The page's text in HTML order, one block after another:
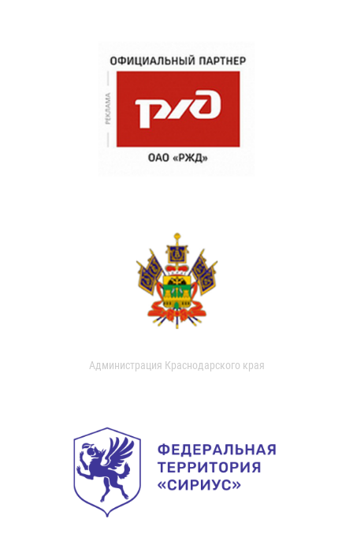
Администрация Краснодарского края